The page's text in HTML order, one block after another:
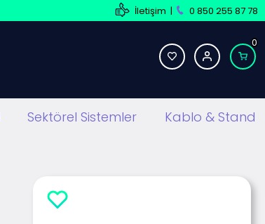
İletişim | 0 850 255 87 78
0
Sektörel Sistemler Kablo & Stand